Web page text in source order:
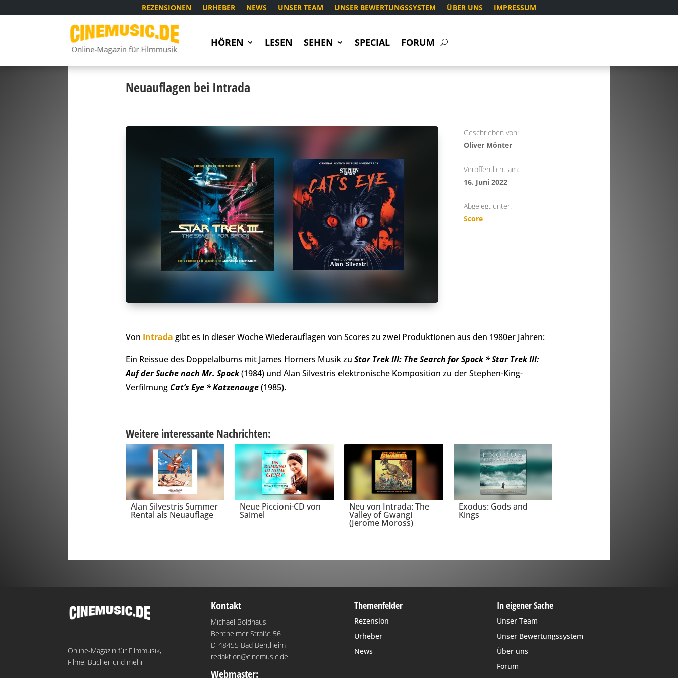
REZENSIONEN URHEBER NEWS UNSER TEAM UNSER BEWERTUNGSSYSTEM ÜBER UNS IMPRESSUM
HÖREN LESEN SEHEN SPECIAL FORUM
Neuauflagen bei Intrada
Geschrieben von:
Oliver Mönter
Veröffentlicht am:
16. Juni 2022
Abgelegt unter:
Score
Von Intrada gibt es in dieser Woche Wiederauflagen von Scores zu zwei Produktionen aus den 1980er Jahren:
Ein Reissue des Doppelalbums mit James Horners Musik zu Star Trek III: The Search for Spock * Star Trek III:
Auf der Suche nach Mr. Spock(1984) und Alan Silvestris elektronische Komposition zu der Stephen-King-
VerfilmungCat’s Eye * Katzenauge(1985).
Weitere interessante Nachrichten:
Alan Silvestris Summer
Rental als Neuauflage
Neue Piccioni-CD von
Saimel
Neu von Intrada: The
Valley of Gwangi
(Jerome Moross)
Exodus: Gods and
Kings
Online-Magazin für Filmmusik,
Filme, Bücher und mehr
Kontakt
Michael Boldhaus
Bentheimer Straße 56
D-48455 Bad Bentheim
redaktion@cinemusic.de
Webmaster:
Themenfelder
Rezension
Urheber
News
In eigener Sache
Unser Team
Unser Bewertungssystem
Über uns
Forum